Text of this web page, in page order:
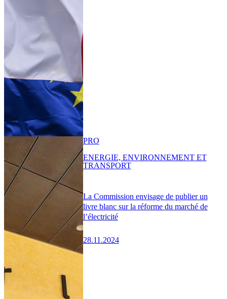
La Commission envisage de publier un
livre blanc sur la réforme du marché de
l’électricité
28.11.2024
PRO
ENERGIE, ENVIRONNEMENT ET
TRANSPORT